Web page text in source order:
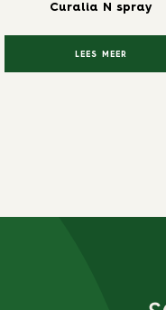
Curalia N spray
LEES MEER